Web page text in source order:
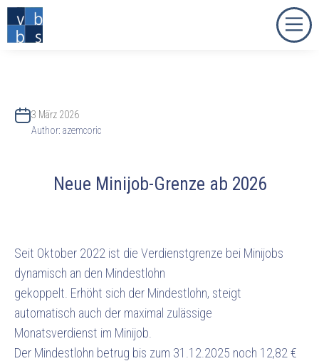
3 März 2026
Author: azemcoric
Neue Minijob-Grenze ab 2026
Seit Oktober 2022 ist die Verdienstgrenze bei Minijobs
dynamisch an den Mindestlohn
gekoppelt. Erhöht sich der Mindestlohn, steigt
automatisch auch der maximal zulässige
Monatsverdienst im Minijob.
Der Mindestlohn betrug bis zum 31.12.2025 noch 12,82 €